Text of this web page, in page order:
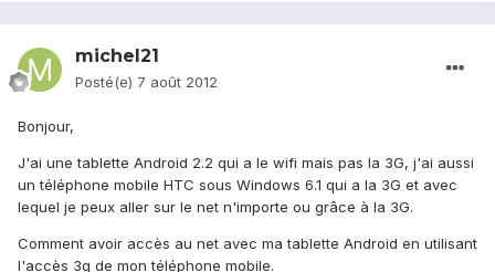
michel21
Posté(e) 7 août 2012
Bonjour,
J'ai une tablette Android 2.2 qui a le wifi mais pas la 3G, j'ai aussi
un téléphone mobile HTC sous Windows 6.1 qui a la 3G et avec
lequel je peux aller sur le net n'importe ou grâce à la 3G.
Comment avoir accès au net avec ma tablette Android en utilisant
l'accès 3g de mon téléphone mobile.